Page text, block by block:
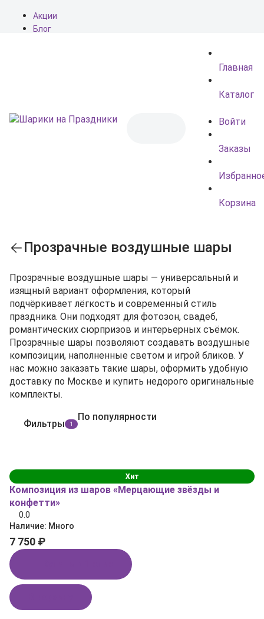
Акции
Блог
Главная
Каталог
Войти
Заказы
Корзина
Прозрачные воздушные шары
Прозрачные воздушные шары — универсальный и
изящный вариант оформления, который
подчёркивает лёгкость и современный стиль
праздника. Они подходят для фотозон, свадеб,
романтических сюрпризов и интерьерных съёмок.
Прозрачные шары позволяют создавать воздушные
композиции, наполненные светом и игрой бликов. У
нас можно заказать такие шары, оформить удобную
доставку по Москве и купить недорого оригинальные
комплекты.
Фильтры 1
По популярности
Хит
Композиция из шаров «Мерцающие звёзды и
конфетти»
0.0
Наличие: Много
7 750 ₽